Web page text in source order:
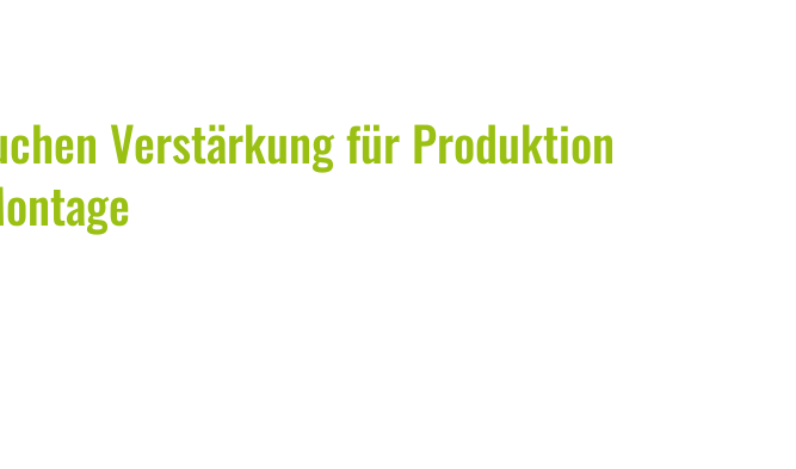
Verstärkung für Produktion